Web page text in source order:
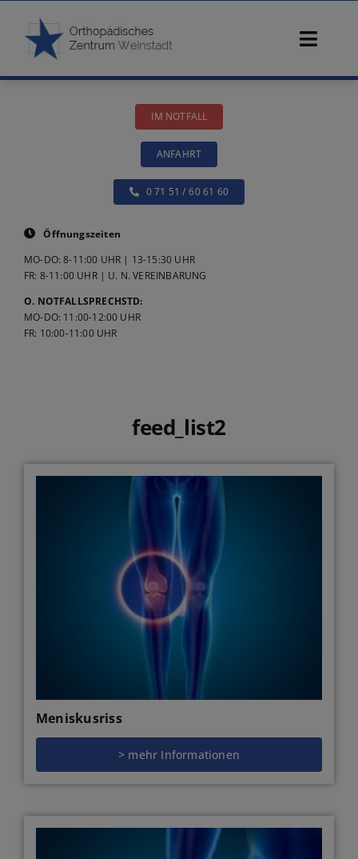
springen
Diagnostik
Konservative Therapie
Operative Therapie
IM NOTFALL
ANFAHRT
0 71 51 / 60 61 60
Öffnungszeiten
MO-DO: 8-11:00 UHR | 13-15:30 UHR
FR: 8-11:00 UHR | U. N. VEREINBARUNG
O. NOTFALLSPRECHSTD:
MO-DO: 11:00-12:00 UHR
FR: 10:00-11:00 UHR
feed_list2
Meniskusriss
> mehr Informationen